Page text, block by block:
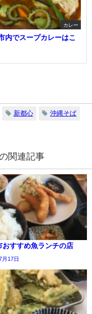
カレー
内でスープカレーはこ
新都心 沖縄そば
関連記事
おすすめ魚ランチの店
月17日